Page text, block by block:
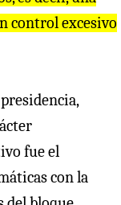
control excesivo
fue el
con la